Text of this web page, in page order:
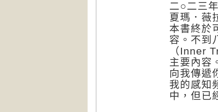
二○二三
夏瑪．薇
本書終於
容。不到
（Inner
主要內容
向我傳遞
我的感知
中，但已